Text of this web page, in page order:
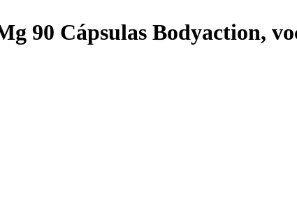
90 Cápsulas Bodyaction,